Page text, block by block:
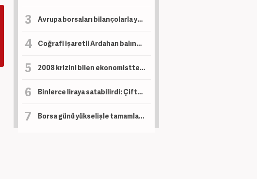
Avrupa borsaları bilançolarla yükseldi! İngiltere negatif ayrıştı
Coğrafi işaretli Ardahan balında hasat başladı!
2008 krizini bilen ekonomistten kritik uyarı! Çöküş kapıda
Binlerce liraya satabilirdi: Çiftçi ürünlerini ücretsiz dağıttı!
Borsa günü yükselişle tamamladı! En çok kazandıran belli oldu